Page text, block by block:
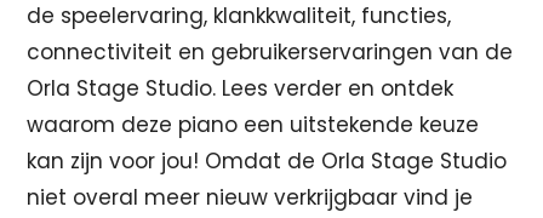
de speelervaring, klankkwaliteit, functies,
connectiviteit en gebruikerservaringen van de
Orla Stage Studio. Lees verder en ontdek
waarom deze piano een uitstekende keuze
kan zijn voor jou! Omdat de Orla Stage Studio
niet overal meer nieuw verkrijgbaar vind je